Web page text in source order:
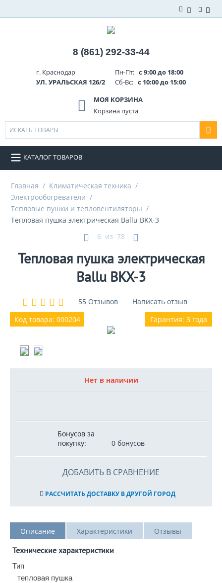
8 (861) 292-33-44
г. Краснодар
УЛ. УРАЛЬСКАЯ 126/2
Пн-Пт: с 9:00 до 18:00
Сб-Вс: с 10:00 до 15:00
МОЯ КОРЗИНА
Корзина пуста
КАТАЛОГ ТОВАРОВ
Главная / Климатическая техника /
Электрообогреватели /
Тепловые пушки и тепловентиляторы /
Тепловая пушка электрическая Ballu BKX-3
6 из 78
Тепловая пушка электрическая
Ballu BKX-3
55 Отзывов
Написать отзыв
Гарантия: 3 года
Код товара: 000204
Нет в наличии
Бонусов за
покупку:
0 бонусов
ДОБАВИТЬ В СРАВНЕНИЕ
РАССЧИТАТЬ ДОСТАВКУ В ДРУГОЙ ГОРОД
Описание Характеристики Отзывы
Технические характеристики
Тип
тепловая пушка